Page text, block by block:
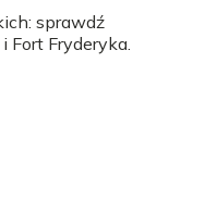
sprawdź
Fort Fryderyka.